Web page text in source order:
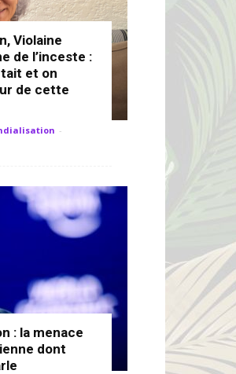
Violaine
de l’inceste :
tait et on
de cette
-
: la menace
dont